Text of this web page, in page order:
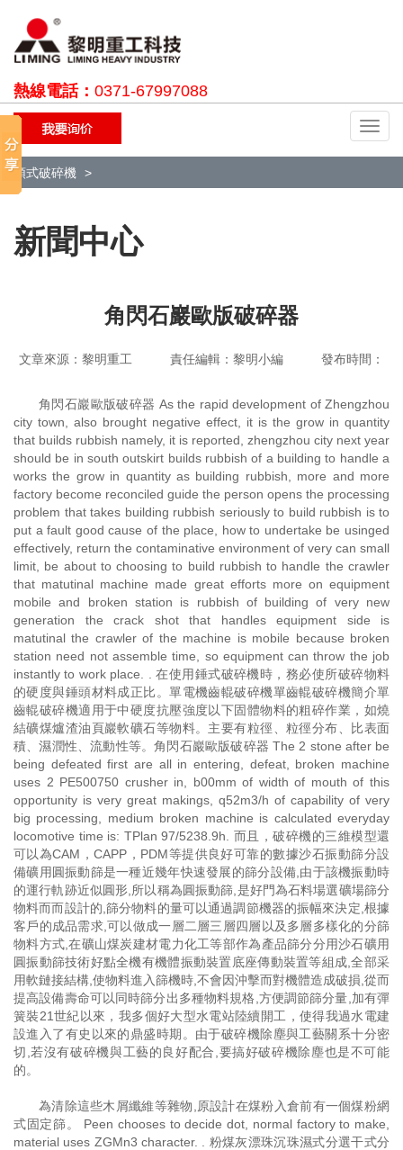
熱線電話： 0371-67997088
切
換
顎式破碎機
新聞中心
角閃石巖歐版破碎器
文章來源：黎明重工 責任編輯：黎明小編 發布時間：
角閃石巖歐版破碎器 As the rapid development of Zhengzhou
city town, also brought negative effect, it is the grow in quantity
that builds rubbish namely, it is reported, zhengzhou city next year
should be in south outskirt builds rubbish of a building to handle a
works the grow in quantity as building rubbish, more and more
factory become reconciled guide the person opens the processing
problem that takes building rubbish seriously to build rubbish is to
put a fault good cause of the place, how to undertake be usinged
effectively, return the contaminative environment of very can small
limit, be about to choosing to build rubbish to handle the crawler
that matutinal machine made great efforts more on equipment
mobile and broken station is rubbish of building of very new
generation the crack shot that handles equipment side is
matutinal the crawler of the machine is mobile because broken
station need not assemble time, so equipment can throw the job
instantly to work place. . 在使用錘式破碎機時，務必使所破碎物料
的硬度與錘頭材料成正比。單電機齒輥破碎機單齒輥破碎機簡介單
齒輥破碎機適用于中硬度抗壓強度以下固體物料的粗碎作業，如燒
結礦煤爐渣油頁巖軟礦石等物料。主要有粒徑、粒徑分布、比表面
積、濕潤性、流動性等。角閃石巖歐版破碎器 The 2 stone after be
being defeated first are all in entering, defeat, broken machine
uses 2 PE500750 crusher in, b00mm of width of mouth of this
opportunity is very great makings, q52m3/h of capability of very
big processing, medium broken machine is calculated everyday
locomotive time is: TPlan 97/5238.9h. 而且，破碎機的三維模型還
可以為CAM，CAPP，PDM等提供良好可靠的數據沙石振動篩分設
備礦用圓振動篩是一種近幾年快速發展的篩分設備,由于該機振動時
的運行軌跡近似圓形,所以稱為圓振動篩,是好門為石料場選礦場篩分
物料而而設計的,篩分物料的量可以通過調節機器的振幅來決定,根據
客戶的成品需求,可以做成一層二層三層四層以及多層多樣化的分篩
物料方式,在礦山煤炭建材電力化工等部作為產品篩分分用沙石礦用
圓振動篩技術好點全機有機體振動裝置底座傳動裝置等組成,全部采
用軟鏈接結構,使物料進入篩機時,不會因沖擊而對機體造成破損,從而
提高設備壽命可以同時篩分出多種物料規格,方便調節篩分量,加有彈
簧裝21世紀以來，我多個好大型水電站陸續開工，使得我過水電建
設進入了有史以來的鼎盛時期。由于破碎機除塵與工藝關系十分密
切,若沒有破碎機與工藝的良好配合,要搞好破碎機除塵也是不可能
的。
為清除這些木屑纖維等雜物,原設計在煤粉入倉前有一個煤粉網
式固定篩。 Peen chooses to decide dot, normal factory to make,
material uses ZGMn3 character. . 粉煤灰漂珠沉珠濕式分選干式分